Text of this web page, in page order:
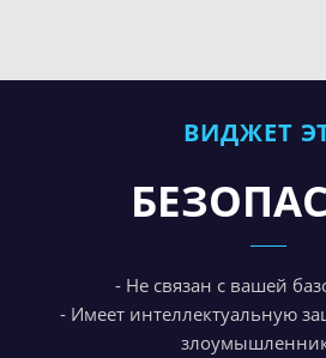
ВИДЖЕТ
- Не связан с вашей
- Имеет интеллектуальную